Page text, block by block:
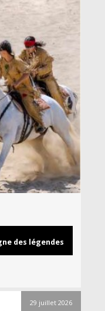
des légendes
29 juillet 2026